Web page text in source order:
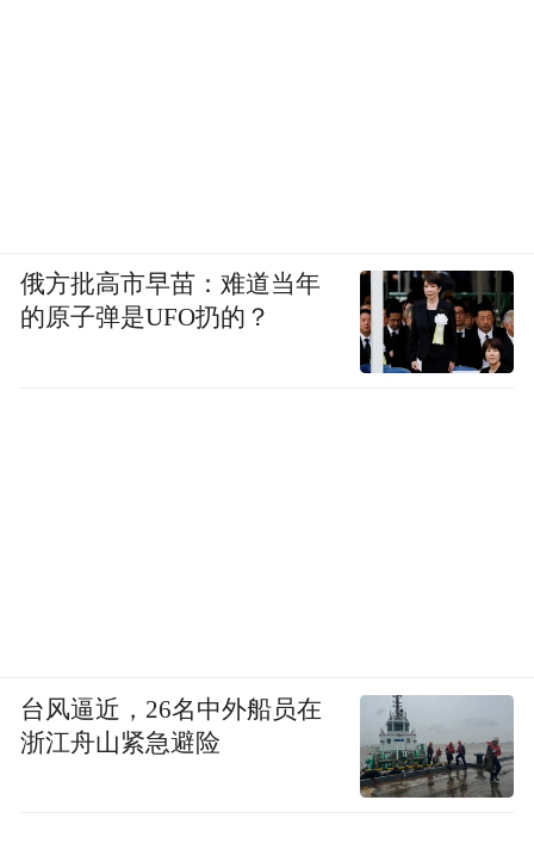
俄方批高市早苗：难道当年
的原子弹是UFO扔的？
台风逼近，26名中外船员在
浙江舟山紧急避险